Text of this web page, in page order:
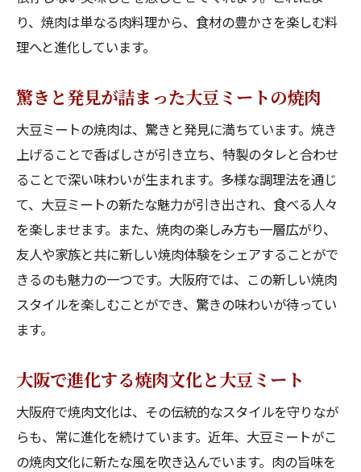
り、焼肉は単なる肉料理から、食材の豊かさを楽しむ料
理へと進化しています。
驚きと発見が詰まった大豆ミートの焼肉
大豆ミートの焼肉は、驚きと発見に満ちています。焼き
上げることで香ばしさが引き立ち、特製のタレと合わせ
ることで深い味わいが生まれます。多様な調理法を通じ
て、大豆ミートの新たな魅力が引き出され、食べる人々
を楽しませます。また、焼肉の楽しみ方も一層広がり、
友人や家族と共に新しい焼肉体験をシェアすることがで
きるのも魅力の一つです。大阪府では、この新しい焼肉
スタイルを楽しむことができ、驚きの味わいが待ってい
ます。
大阪で進化する焼肉文化と大豆ミート
大阪府で焼肉文化は、その伝統的なスタイルを守りなが
らも、常に進化を続けています。近年、大豆ミートがこ
の焼肉文化に新たな風を吹き込んでいます。肉の旨味を